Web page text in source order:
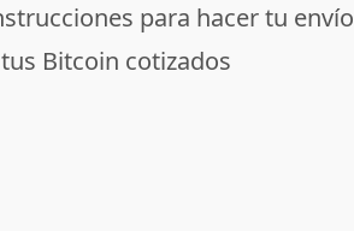
para hacer tu envío
Bitcoin cotizados